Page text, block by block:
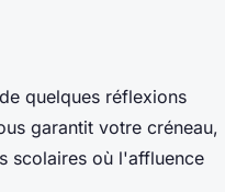
quelques réflexions
garantit votre créneau,
scolaires où l'affluence